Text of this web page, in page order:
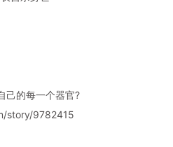
己的每一个器官?
story/9782415